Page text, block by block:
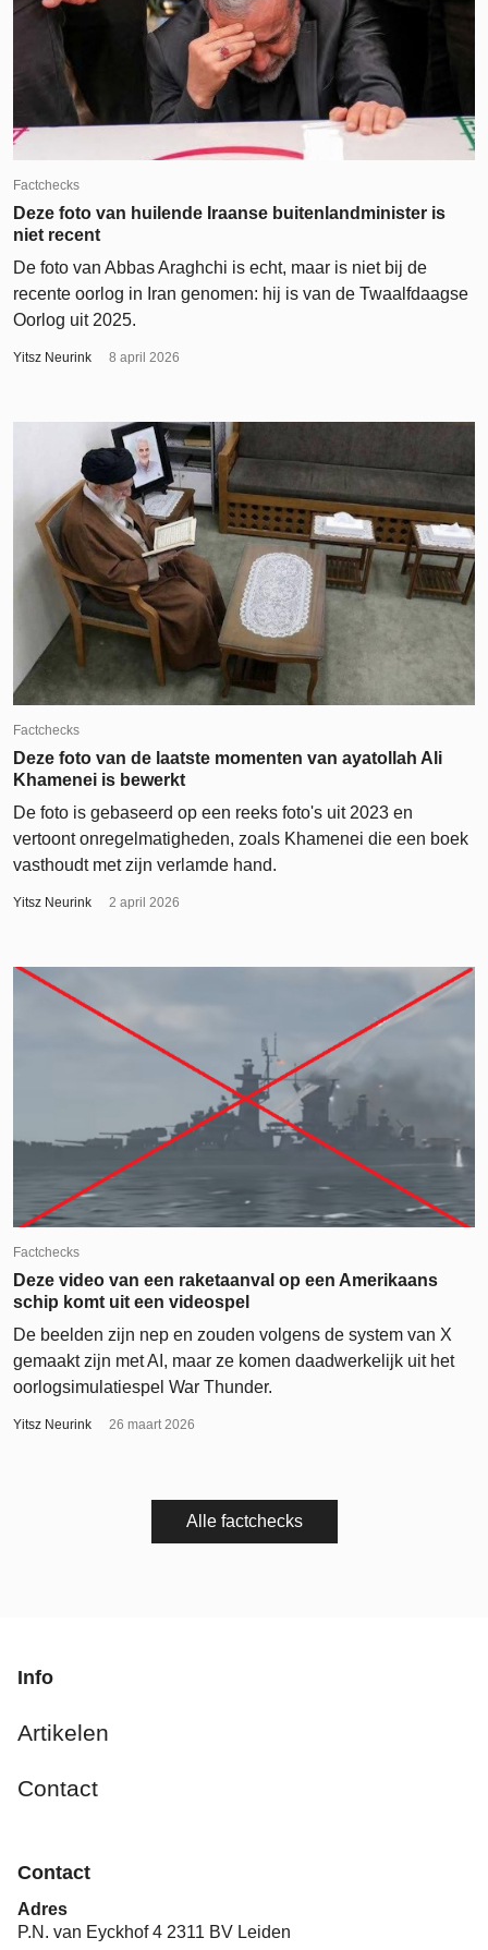
Factchecks
Deze foto van huilende Iraanse buitenlandminister is
niet recent
De foto van Abbas Araghchi is echt, maar is niet bij de
recente oorlog in Iran genomen: hij is van de Twaalfdaagse
Oorlog uit 2025.
Yitsz Neurink 8 april 2026
Factchecks
Deze foto van de laatste momenten van ayatollah Ali
Khamenei is bewerkt
De foto is gebaseerd op een reeks foto's uit 2023 en
vertoont onregelmatigheden, zoals Khamenei die een boek
vasthoudt met zijn verlamde hand.
Yitsz Neurink 2 april 2026
Factchecks
Deze video van een raketaanval op een Amerikaans
schip komt uit een videospel
De beelden zijn nep en zouden volgens de system van X
gemaakt zijn met AI, maar ze komen daadwerkelijk uit het
oorlogsimulatiespel War Thunder.
Yitsz Neurink 26 maart 2026
Alle factchecks
Info
Artikelen
Contact
Contact
Adres
P.N. van Eyckhof 4 2311 BV Leiden